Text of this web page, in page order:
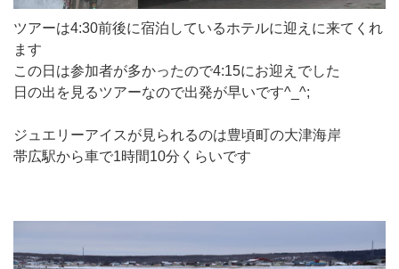
ツアーは4:30前後に宿泊しているホテルに迎えに来てくれ
ます
この日は参加者が多かったので4:15にお迎えでした
日の出を見るツアーなので出発が早いです^_^;
ジュエリーアイスが見られるのは豊頃町の大津海岸
帯広駅から車で1時間10分くらいです